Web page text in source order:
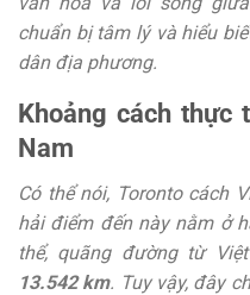
chuẩn bị tâm lý và hiểu
dân địa phương.
Khoảng cách thực
Nam
Có thể nói, Toronto cách
hải điểm đến này nằm ở
thể, quãng đường từ
13.542 km. Tuy vậy, đây